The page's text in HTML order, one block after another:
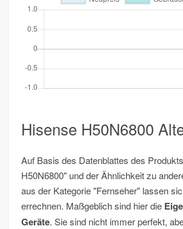
Hisense H50N6800
Auf Basis des Datenblattes des
H50N6800" und der Ähnlichkeit zu
aus der Kategorie "Fernseher" lassen
errechnen. Maßgeblich sind hier die
Geräte. Sie sind nicht immer perfekt,